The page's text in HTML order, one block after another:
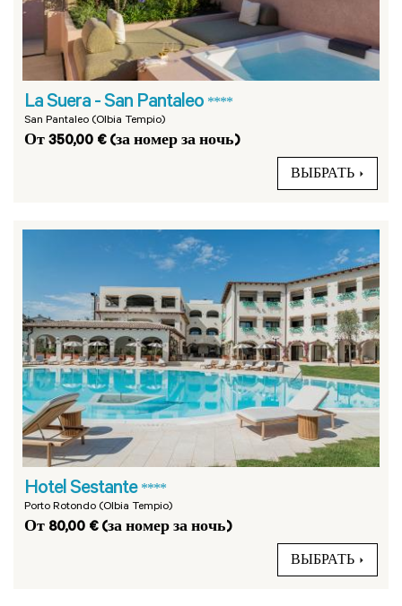
La Suera - San Pantaleo ****
San Pantaleo (Olbia Tempio)
От 350,00 € (за номер за ночь)
ВЫБРАТЬ
Hotel Sestante ****
Porto Rotondo (Olbia Tempio)
От 80,00 € (за номер за ночь)
ВЫБРАТЬ